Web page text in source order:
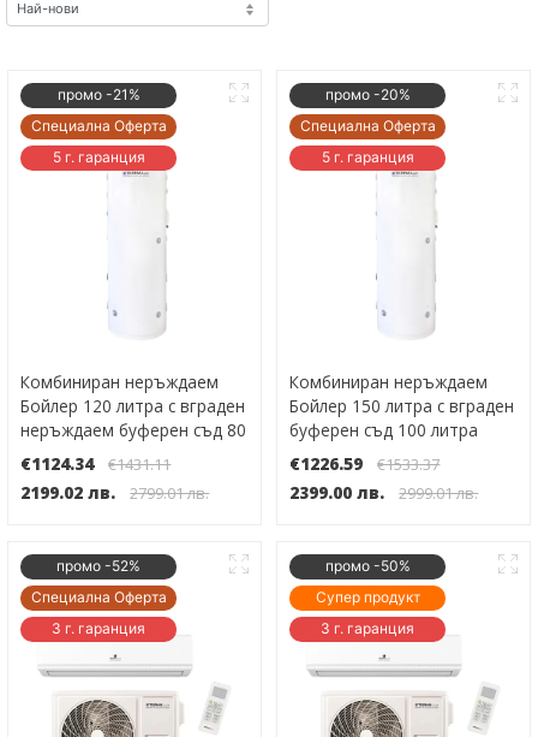
промо -21%
Специална Оферта
5 г. гаранция
Комбиниран неръждаем
Бойлер 120 литра с вграден
неръждаем буферен съд 80
литра.
€1124.34 €1431.11
2199.02 лв. 2799.01 лв.
промо -20%
Специална Оферта
5 г. гаранция
Комбиниран неръждаем
Бойлер 150 литра с вграден
буферен съд 100 литра
€1226.59
€1533.37
2399.00 лв. 2999.01 лв.
промо -52%
Специална Оферта
3 г. гаранция
промо -50%
Супер продукт
3 г. гаранция